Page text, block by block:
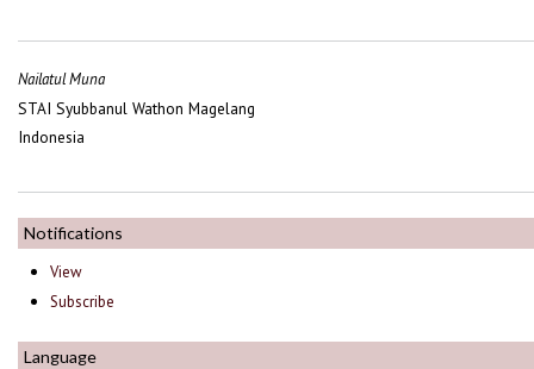
Nailatul Muna
STAI Syubbanul Wathon Magelang
Indonesia
Notifications
View
Subscribe
Language